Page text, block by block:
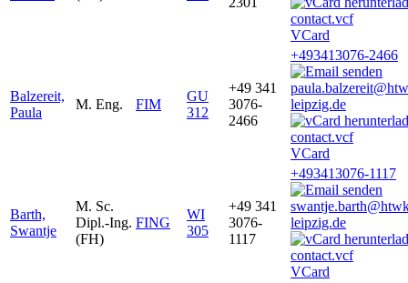
VCard
Balzereit,
Paula
M. Eng. FIM
GU
312
+49 341
3076-
2466
+493413076-2466
leipzig.de
VCard
Barth,
Swantje
M. Sc.
Dipl.-Ing.
(FH)
FING
WI
305
+49 341
3076-
1117
+493413076-1117
leipzig.de
VCard